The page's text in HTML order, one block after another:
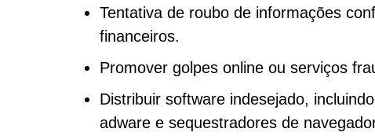
Tentativa de roubo de informações
financeiros.
Promover golpes online ou serviços
Distribuir software indesejado,
adware e sequestradores de